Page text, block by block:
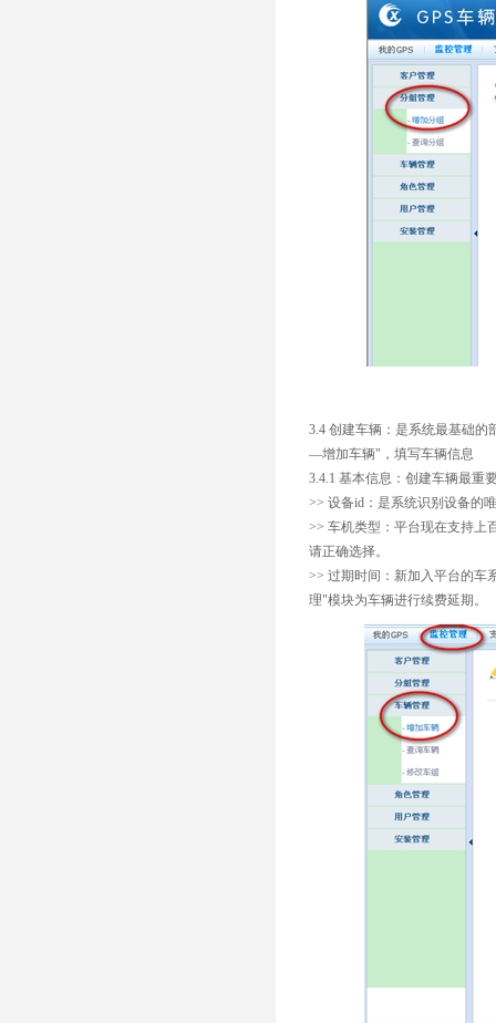
3.4 创建车辆：是系统最基础
—增加车辆"，填写车辆信息
3.4.1 基本信息：创建车辆最重
>> 设备id：是系统识别设备的
>> 车机类型：平台现在支持上
请正确选择。
>> 过期时间：新加入平台的车
理"模块为车辆进行续费延期。